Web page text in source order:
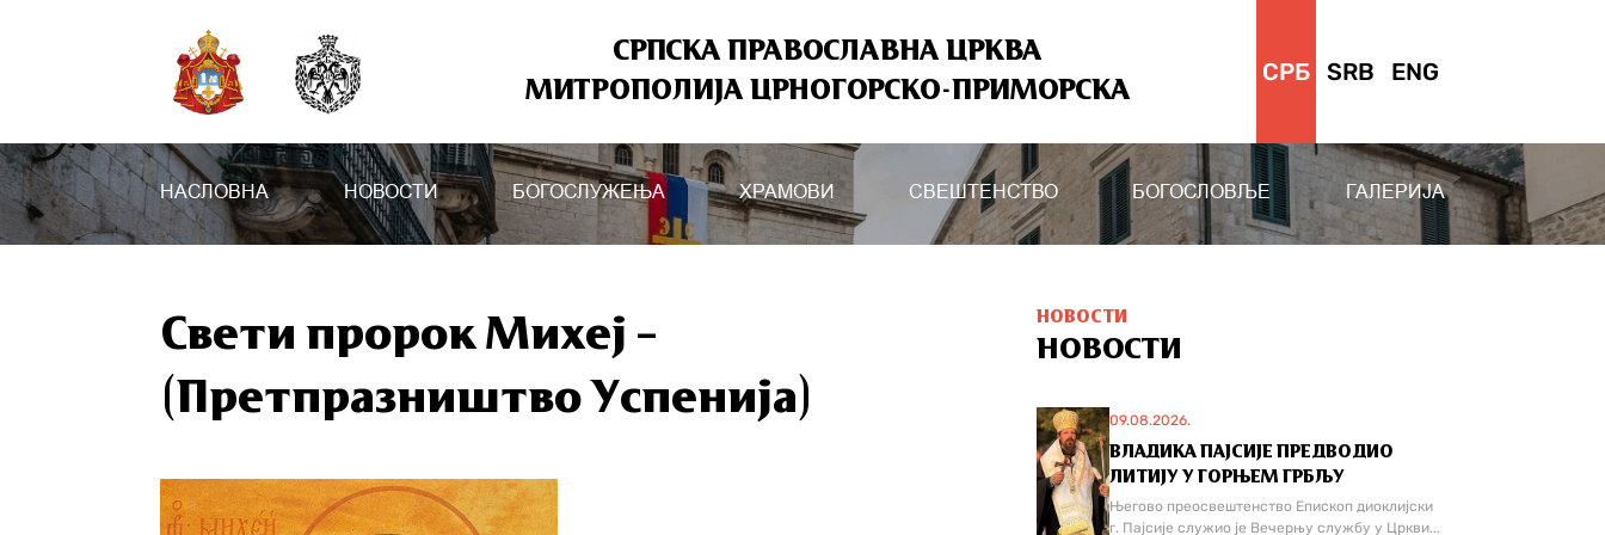
СРПСКА ПРАВОСЛАВНА ЦРКВА
МИТРОПОЛИЈА ЦРНОГОРСКО-ПРИМОРСКА
СРБ SRB ENG
НАСЛОВНА НОВОСТИ БОГОСЛУЖЕЊА ХРАМОВИ СВЕШТЕНСТВО БОГОСЛОВЉЕ ГАЛЕРИЈА
Свети пророк Михеј –
(Претпразништво Успенија)
НОВОСТИ
НОВОСТИ
09.08.2026.
ВЛАДИКА ПАЈСИЈЕ ПРЕДВОДИО
ЛИТИЈУ У ГОРЊЕМ ГРБЉУ
Његово преосвештенство Епископ диоклијски
г. Пајсије служио је Вечерњу службу у Цркви...